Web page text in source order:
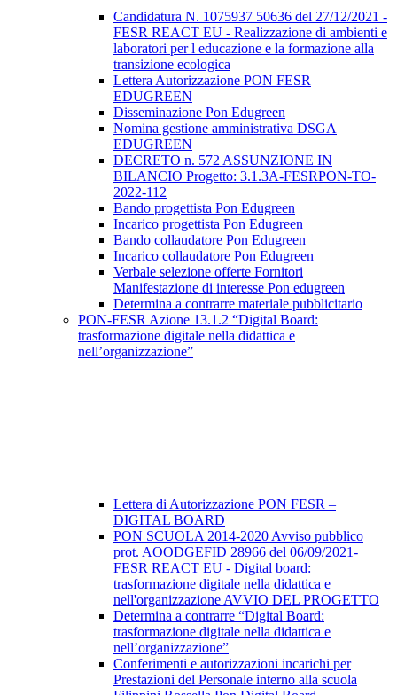
Candidatura N. 1075937 50636 del 27/12/2021 -
FESR REACT EU - Realizzazione di ambienti e
laboratori per l educazione e la formazione alla
transizione ecologica
Lettera Autorizzazione PON FESR
EDUGREEN
Disseminazione Pon Edugreen
Nomina gestione amministrativa DSGA
EDUGREEN
DECRETO n. 572 ASSUNZIONE IN
BILANCIO Progetto: 3.1.3A-FESRPON-TO-
2022-112
Bando progettista Pon Edugreen
Incarico progettista Pon Edugreen
Bando collaudatore Pon Edugreen
Incarico collaudatore Pon Edugreen
Verbale selezione offerte Fornitori
Manifestazione di interesse Pon edugreen
Determina a contrarre materiale pubblicitario
PON-FESR Azione 13.1.2 “Digital Board:
trasformazione digitale nella didattica e
nell’organizzazione”
Lettera di Autorizzazione PON FESR –
DIGITAL BOARD
PON SCUOLA 2014-2020 Avviso pubblico
prot. AOODGEFID 28966 del 06/09/2021-
FESR REACT EU - Digital board:
trasformazione digitale nella didattica e
nell'organizzazione AVVIO DEL PROGETTO
Determina a contrarre “Digital Board:
trasformazione digitale nella didattica e
nell’organizzazione”
Conferimenti e autorizzazioni incarichi per
Prestazioni del Personale interno alla scuola